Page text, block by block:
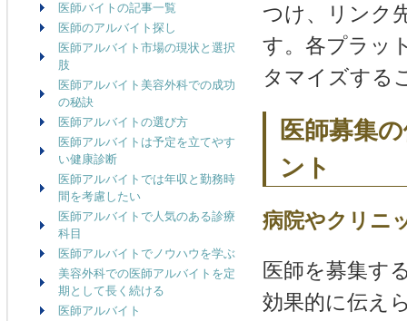
医師バイトの記事一覧
医師のアルバイト探し
医師アルバイト市場の現状と選択
肢
医師アルバイト美容外科での成功
の秘訣
医師アルバイトの選び方
医師アルバイトは予定を立てやす
い健康診断
医師アルバイトでは年収と勤務時
間を考慮したい
医師アルバイトで人気のある診療
科目
医師アルバイトでノウハウを学ぶ
美容外科での医師アルバイトを定
期として長く続ける
医師アルバイト
つけ、リンク
す。各プラッ
タマイズする
医師募集
ント
病院やクリニ
医師を募集す
効果的に伝え